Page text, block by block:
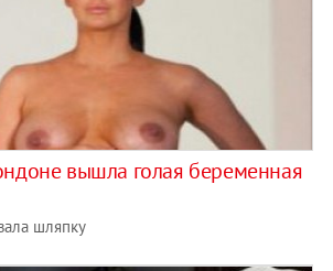
вышла голая беременная
шляпку